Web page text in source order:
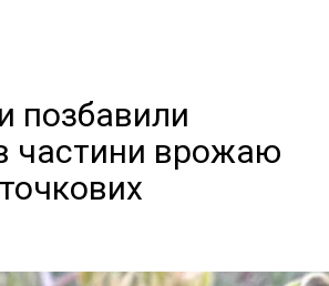
позбавили
частини врожаю